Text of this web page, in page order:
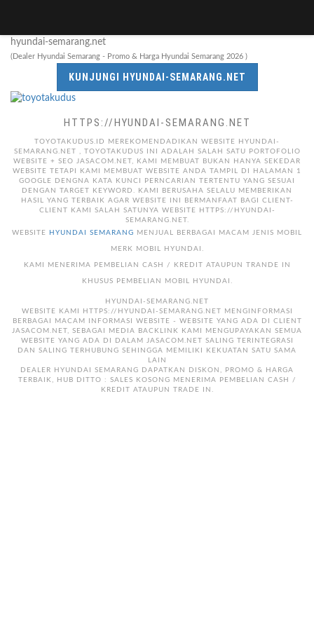
hyundai-semarang.net
(Dealer Hyundai Semarang - Promo & Harga Hyundai Semarang 2026 )
KUNJUNGI HYUNDAI-SEMARANG.NET
HTTPS://HYUNDAI-SEMARANG.NET
TOYOTAKUDUS.ID MEREKOMENDADIKAN WEBSITE HYUNDAI-
SEMARANG.NET , TOYOTAKUDUS INI ADALAH SALAH SATU PORTOFOLIO
WEBSITE + SEO JASACOM.NET, KAMI MEMBUAT BUKAN HANYA SEKEDAR
WEBSITE TETAPI KAMI MEMBUAT WEBSITE ANDA TAMPIL DI HALAMAN 1
GOOGLE DENGNA KATA KUNCI PERNCARIAN TERTENTU YANG SESUAI
DENGAN TARGET KEYWORD. KAMI BERUSAHA SELALU MEMBERIKAN
HASIL YANG TERBAIK AGAR WEBSITE INI BERMANFAAT BAGI CLIENT-
CLIENT KAMI SALAH SATUNYA WEBSITE HTTPS://HYUNDAI-
SEMARANG.NET.
WEBSITE
HYUNDAI SEMARANG MENJUAL BERBAGAI MACAM JENIS MOBIL
MERK MOBIL HYUNDAI.
KAMI MENERIMA PEMBELIAN CASH / KREDIT ATAUPUN TRANDE IN
KHUSUS PEMBELIAN MOBIL HYUNDAI.
HYUNDAI-SEMARANG.NET
WEBSITE KAMI HTTPS://HYUNDAI-SEMARANG.NET MENGINFORMASI
BERBAGAI MACAM INFORMASI WEBSITE - WEBSITE YANG ADA DI CLIENT
JASACOM.NET, SEBAGAI MEDIA BACKLINK KAMI MENGUPAYAKAN SEMUA
WEBSITE YANG ADA DI DALAM JASACOM.NET SALING TERINTEGRASI
DAN SALING TERHUBUNG SEHINGGA MEMILIKI KEKUATAN SATU SAMA
LAIN
DEALER HYUNDAI SEMARANG DAPATKAN DISKON, PROMO & HARGA
TERBAIK, HUB DITTO : SALES KOSONG MENERIMA PEMBELIAN CASH /
KREDIT ATAUPUN TRADE IN.